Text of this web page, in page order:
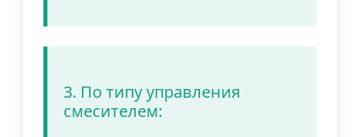
3. По типу управления
смесителем: